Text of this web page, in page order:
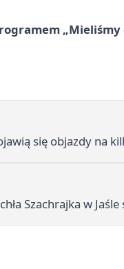
się objazdy na
Szachrajka w